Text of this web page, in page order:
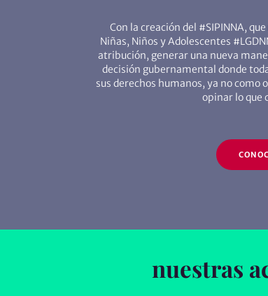
Con la creación del #SIPINNA,
Niñas, Niños y Adolescentes
atribución, generar una nueva
decisión gubernamental donde
sus derechos humanos, ya no como
opinar lo que
nuestras